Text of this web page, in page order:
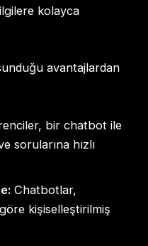
kolayca
avantajlardan
bir chatbot ile
sorularına hızlı
Chatbotlar,
kişiselleştirilmiş